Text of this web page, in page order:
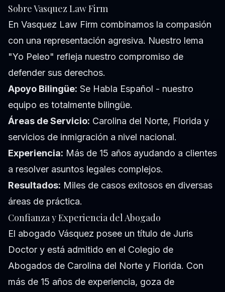
Sobre Vasquez Law Firm
En Vasquez Law Firm combinamos la compasión
con una representación agresiva. Nuestro lema
"Yo Peleo" refleja nuestro compromiso de
defender sus derechos.
Apoyo Bilingüe: Se Habla Español - nuestro
equipo es totalmente bilingüe.
Áreas de Servicio: Carolina del Norte, Florida y
servicios de inmigración a nivel nacional.
Experiencia: Más de 15 años ayudando a clientes
a resolver asuntos legales complejos.
Resultados: Miles de casos exitosos en diversas
áreas de práctica.
Confianza y Experiencia del Abogado
El abogado Vásquez posee un título de Juris
Doctor y está admitido en el Colegio de
Abogados de Carolina del Norte y Florida. Con
más de 15 años de experiencia, goza de